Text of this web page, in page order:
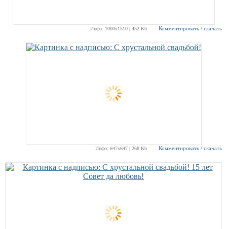
Инфо: 1000х1510 | 452 Kb Комментировать / скачать
Инфо: 647х647 | 268 Kb Комментировать / скачать